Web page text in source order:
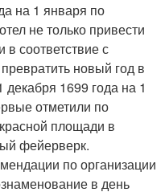
на 1 января по
не только привести
соответствие с
новый год в
1699 года на 1
отметили по
площади в
фейерверк.
по организации
в день